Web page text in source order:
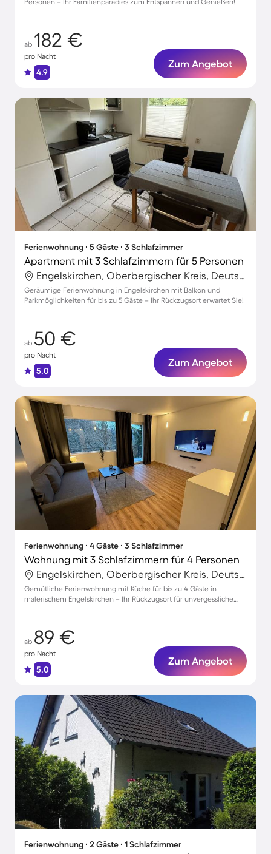
ab 182 €
pro Nacht
4.9
Zum Angebot
Ferienwohnung ∙ 5 Gäste ∙ 3 Schlafzimmer
Apartment mit 3 Schlafzimmern für 5 Personen
Engelskirchen, Oberbergischer Kreis, Deutschland
Geräumige Ferienwohnung in Engelskirchen mit Balkon und
Parkmöglichkeiten für bis zu 5 Gäste – Ihr Rückzugsort erwartet Sie!
ab 50 €
pro Nacht
5.0
Zum Angebot
Ferienwohnung ∙ 4 Gäste ∙ 3 Schlafzimmer
Wohnung mit 3 Schlafzimmern für 4 Personen
Engelskirchen, Oberbergischer Kreis, Deutschland
Gemütliche Ferienwohnung mit Küche für bis zu 4 Gäste in
malerischem Engelskirchen – Ihr Rückzugsort für unvergessliche
ab 89 €
pro Nacht
5.0
Zum Angebot
Ferienwohnung ∙ 2 Gäste ∙ 1 Schlafzimmer